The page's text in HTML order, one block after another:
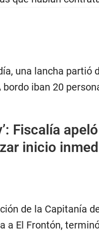
una lancha partió
iban 20
Fiscalía
inicio
de la Capitanía
a El Frontón,